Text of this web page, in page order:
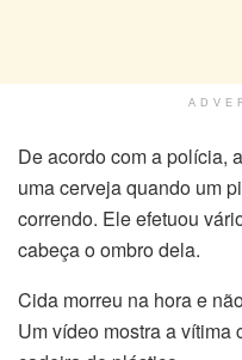
De acordo com a polícia,
uma cerveja quando um
correndo. Ele efetuou
cabeça o ombro dela.
Cida morreu na hora e
Um vídeo mostra a vítima